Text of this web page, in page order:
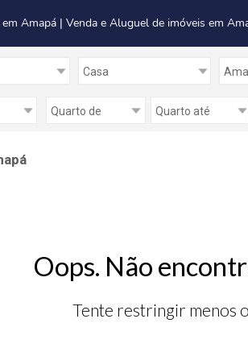
Amapá | Venda e Aluguel de imóveis em
Oops. Não
Tente restringir menos